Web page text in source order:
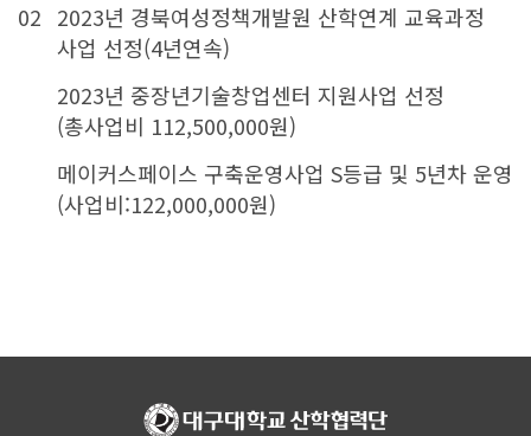
02 2023년 경북여성정책개발원 산학연계 교육과정
사업 선정(4년연속)
2023년 중장년기술창업센터 지원사업 선정
(총사업비 112,500,000원)
메이커스페이스 구축운영사업 S등급 및 5년차 운영
(사업비:122,000,000원)